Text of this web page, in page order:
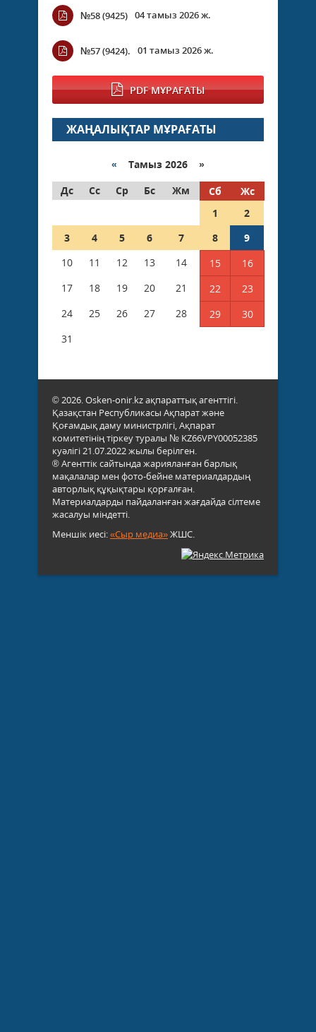
№58 (9425) 04 тамыз 2026 ж.
№57 (9424). 01 тамыз 2026 ж.
PDF МҰРАҒАТЫ
ЖАҢАЛЫҚТАР МҰРАҒАТЫ
« Тамыз 2026 »
Дс
Сс Ср Бс Жм Сб
Жс
1
2
3
4 5 6 7 8
9
10
11 12 13 14 15
16
17
18 19 20 21 22
23
24
25 26 27 28 29
30
31
© 2026. Osken-onir.kz ақпараттық агенттігі.
Қазақстан Республикасы Ақпарат және
Қоғамдық даму министрлігі, Ақпарат
комитетінің тіркеу туралы № KZ66VPY00052385
куәлігі 21.07.2022 жылы берілген.
® Агенттік сайтында жарияланған барлық
мақалалар мен фото-бейне материалдардың
авторлық құқықтары қорғалған.
Материалдарды пайдаланған жағдайда сілтеме
жасалуы міндетті.
Меншік иесі:«Сыр медиа»ЖШС.